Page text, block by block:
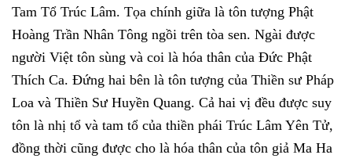
Tam Tổ Trúc Lâm. Tọa chính giữa là tôn tượng Phật
Hoàng Trần Nhân Tông ngồi trên tòa sen. Ngài được
người Việt tôn sùng và coi là hóa thân của Đức Phật
Thích Ca. Đứng hai bên là tôn tượng của Thiền sư Pháp
Loa và Thiền Sư Huyền Quang. Cả hai vị đều được suy
tôn là nhị tổ và tam tổ của thiền phái Trúc Lâm Yên Tử,
đồng thời cũng được cho là hóa thân của tôn giả Ma Ha